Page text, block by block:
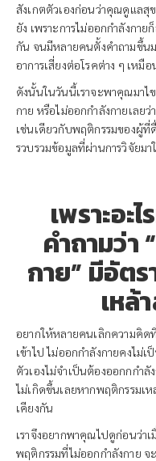
สังเกตตัวเองก่อนว่าคุณดูแลสุ
ยัง เพราะการไม่ออกกำลังกา
กัน จนมีหลายคนตั้งคำถามขึ้น
อาการเสี่ยงต่อโรคต่าง ๆ เหมื
ดังนั้นในวันนี้เราจะพาคุณมาไ
กาย หรือไม่ออกกำลังกายเลย
เช่นเดียวกับพฤติกรรมของผู้ที่
รวบรวมข้อมูลที่ผ่านการวิจัยม
เพราะอะ
คำถามว่า
กาย” มีอัตร
เหล้
อยากให้หลายคนเลิกความคิด
เข้าไป ไม่ออกกำลังกายคงไม่
ตัวเองไม่จำเป็นต้องออกกกำ
ไม่เกิดขึ้นเลยหากพฤติกรรมเ
เคียงกัน
เราจึงอยากพาคุณไปดูก่อนว่า
พฤติกรรมที่ไม่ออกกำลังกาย จ